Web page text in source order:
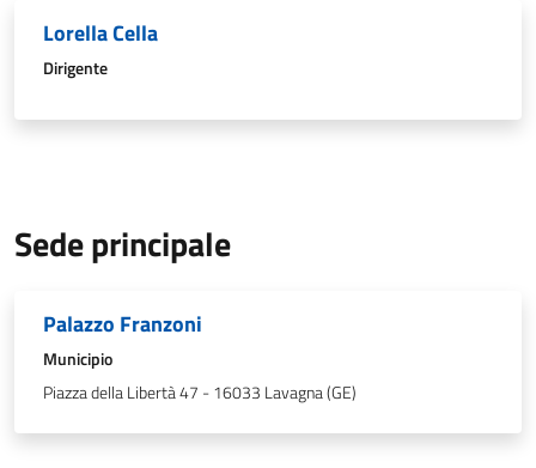
Lorella Cella
Dirigente
Sede principale
Palazzo Franzoni
Municipio
Piazza della Libertà 47 - 16033 Lavagna (GE)